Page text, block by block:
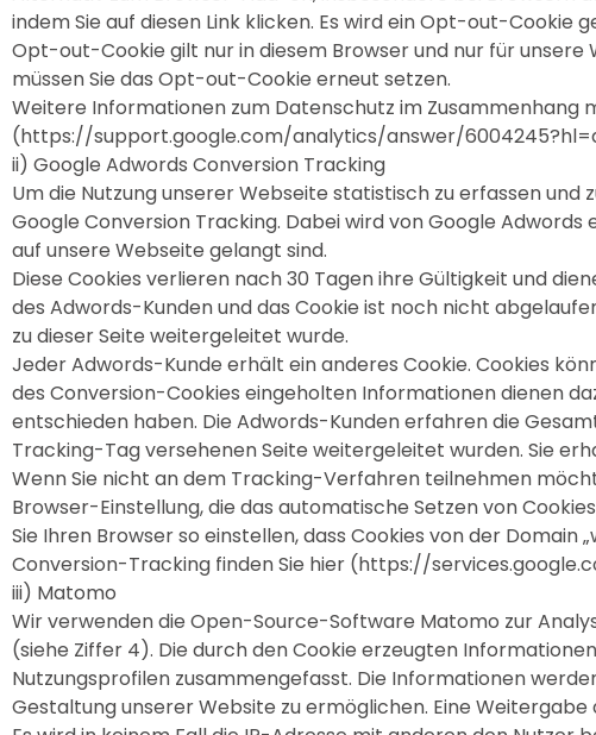
indem Sie auf diesen Link klicken. Es wird ein Opt-out-
Opt-out-Cookie gilt nur in diesem Browser und nur für unsere
müssen Sie das Opt-out-Cookie erneut setzen.
Weitere Informationen zum Datenschutz im Zusammenhang
(https://support.google.com/analytics/answer/
ii) Google Adwords Conversion Tracking
Um die Nutzung unserer Webseite statistisch zu erfassen
Google Conversion Tracking. Dabei wird von Google
auf unsere Webseite gelangt sind.
Diese Cookies verlieren nach 30 Tagen ihre Gültigkeit und
des Adwords-Kunden und das Cookie ist noch nicht
zu dieser Seite weitergeleitet wurde.
Jeder Adwords-Kunde erhält ein anderes Cookie. Cookies
des Conversion-Cookies eingeholten Informationen dienen
entschieden haben. Die Adwords-Kunden erfahren die
Tracking-Tag versehenen Seite weitergeleitet wurden. Sie
Wenn Sie nicht an dem Tracking-Verfahren teilnehmen
Browser-Einstellung, die das automatische Setzen von
Sie Ihren Browser so einstellen, dass Cookies von der
Conversion-Tracking finden Sie hier (https://
iii) Matomo
Wir verwenden die Open-Source-Software Matomo zur
(siehe Ziffer 4). Die durch den Cookie erzeugten
Nutzungsprofilen zusammengefasst. Die Informationen
Gestaltung unserer Website zu ermöglichen. Eine